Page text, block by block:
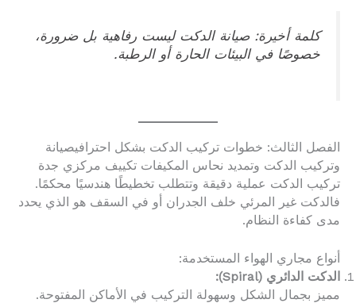
كلمة أخيرة: صيانة الدكت ليست رفاهية بل ضرورة،
خصوصًا في البيئات الحارة أو الرطبة.
الفصل الثالث: خطوات تركيب الدكت بشكل احترافيصيانة
وتركيب الدكت وتمديد نحاس المكيفات تكييف مركزي جدة
تركيب الدكت عملية دقيقة وتتطلب تخطيطًا هندسيًا محكمًا.
فالدكت غير المرئي خلف الجدران أو في السقف هو الذي يحدد
مدى كفاءة النظام.
أنواع مجاري الهواء المستخدمة:
الدكت الدائري (Spiral):
مميز بجمال الشكل وسهولة التركيب في الأماكن المفتوحة.